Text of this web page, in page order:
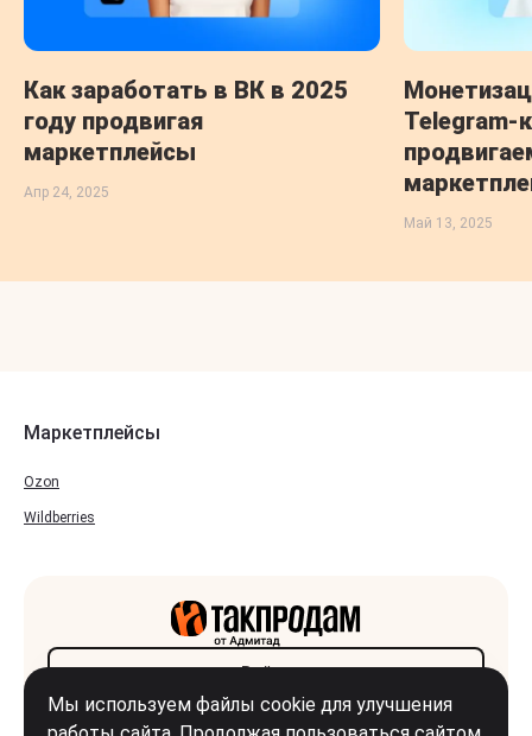
Как заработать в ВК в 2025
году продвигая
маркетплейсы
Апр 24, 2025
Telegram-
Май 13, 2025
Маркетплейсы
Ozon
Wildberries
Войти
Регистрация
Мы используем файлы cookie для улучшения